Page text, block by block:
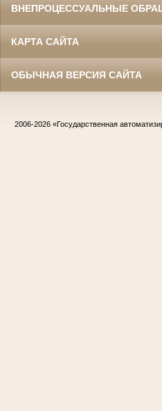
ВНЕПРОЦЕССУАЛЬНЫЕ
КАРТА САЙТА
ОБЫЧНАЯ ВЕРСИЯ САЙТА
2006-2026 «Государственная